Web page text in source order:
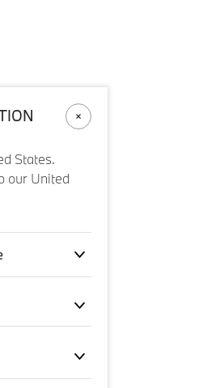
States.
our United